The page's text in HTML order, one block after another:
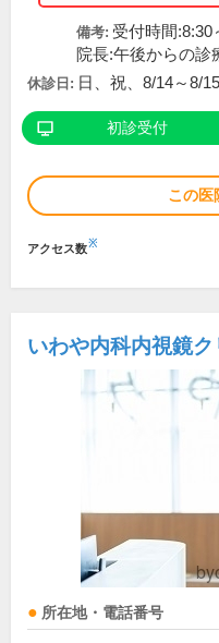
備考: 受付時間:8:30
院長:午後からの診
休診日: 日、祝、8/14～8/
初診受付
この医
アクセス数※
いわや内科内視鏡ク
所在地・電話番号